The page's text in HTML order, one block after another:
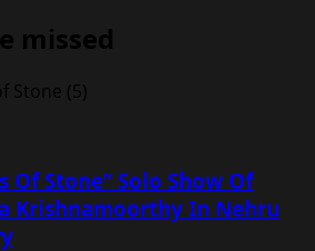
missed
Of Stone” Solo Show Of
Krishnamoorthy In Nehru